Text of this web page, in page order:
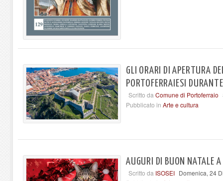
GLI ORARI DI APERTURA
PORTOFERRAIESI
Scritto da Comune di Portoferraio
Pubblicato in Arte e cultura
AUGURI DI BUON NATALE
Scritto da ISOSEI Domenica, 24